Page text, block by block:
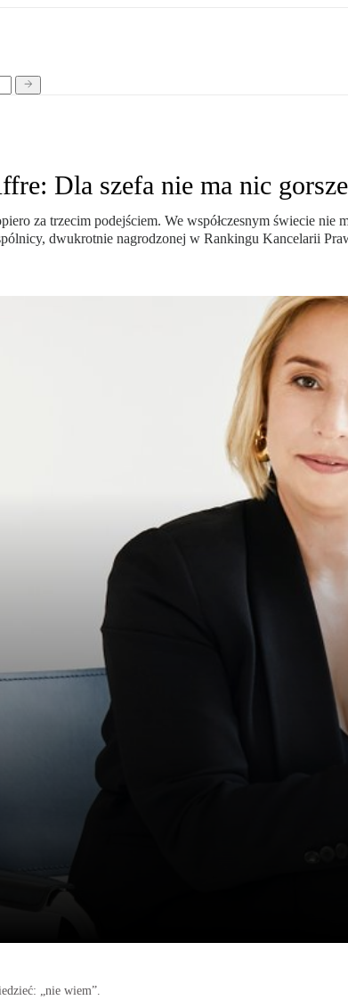
Dla szefa nie ma nic
za trzecim podejściem. We współczesnym świecie
dwukrotnie nagrodzonej w Rankingu Kancelarii
„nie wiem”.